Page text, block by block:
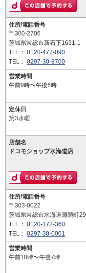
住所/電話番号
〒300-2706
茨城県常総市新石下1631-1
TEL： 0120-477-090
TEL： 0297-30-8700
営業時間
午前9時〜午後6時
定休日
第3水曜
店舗名
ドコモショップ水海道店
住所/電話番号
〒303-0022
茨城県常総市水海道淵頭町
TEL： 0120-172-360
TEL： 0297-30-0001
営業時間
午前10時〜午後7時